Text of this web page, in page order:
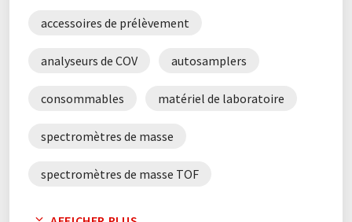
accessoires de prélèvement
analyseurs de COV autosamplers
consommables matériel de laboratoire
spectromètres de masse
spectromètres de masse TOF